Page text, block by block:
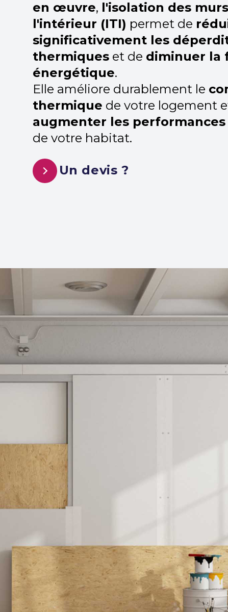
en œuvre, l'isolation des
l'intérieur (ITI) permet de
significativement les
thermiques et de diminuer la
énergétique.
Elle améliore durablement le
thermique de votre logement
augmenter les
de votre habitat.
Un devis ?